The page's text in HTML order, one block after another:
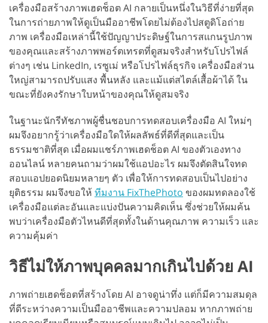
เครื่องมือสร้างภาพเฮดช็อต AI กลายเป็นหนึ่งในวิธีที่ง่ายที่สุด
ในการถ่ายภาพให้ดูเป็นมืออาชีพโดยไม่ต้องไปสตูดิโอถ่าย
ภาพ เครื่องมือเหล่านี้ใช้ปัญญาประดิษฐ์ในการสแกนรูปภาพ
ของคุณและสร้างภาพพอร์ตเทรตที่ดูสมจริงสำหรับโปรไฟล์
ต่างๆ เช่น LinkedIn, เรซูเม่ หรือโปรไฟล์ธุรกิจ เครื่องมือส่วน
ใหญ่สามารถปรับแสง พื้นหลัง และแม้แต่สไตล์เสื้อผ้าได้ ใน
ขณะที่ยังคงรักษาใบหน้าของคุณให้ดูสมจริง
ในฐานะนักรีทัชภาพผู้ชื่นชอบการทดสอบเครื่องมือ AI ใหม่ๆ
ผมจึงอยากรู้ว่าเครื่องมือใดให้ผลลัพธ์ที่ดีที่สุดและเป็น
ธรรมชาติที่สุด เมื่อผมแชร์ภาพเฮดช็อต AI ของตัวเองทาง
ออนไลน์ หลายคนถามว่าผมใช้แอปอะไร ผมจึงตัดสินใจทด
สอบแอปยอดนิยมหลายๆ ตัว เพื่อให้การทดสอบเป็นไปอย่าง
ยุติธรรม ผมจึงขอให้ทีมงาน FixThePhoto ของผมทดลองใช้
เครื่องมือแต่ละอันและแบ่งปันความคิดเห็น ซึ่งช่วยให้ผมค้น
พบว่าเครื่องมือตัวไหนดีที่สุดทั้งในด้านคุณภาพ ความเร็ว และ
ความคุ้มค่า
วิธีไม่ให้ภาพบุคคลมากเกินไปด้วย AI
ภาพถ่ายเฮดช็อตที่สร้างโดย AI อาจดูน่าทึ่ง แต่ก็มีความสมดุล
ที่ดีระหว่างความเป็นมืออาชีพและความปลอม หากภาพถ่าย